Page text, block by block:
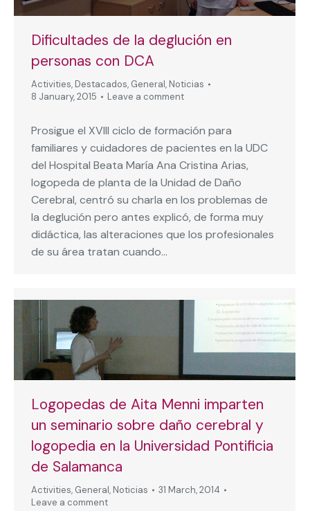
Dificultades de la deglución en
personas con DCA
Activities, Destacados, General, Noticias
8 January, 2015
Leave a comment
Prosigue el XVIII ciclo de formación para
familiares y cuidadores de pacientes en la UDC
del Hospital Beata María Ana Cristina Arias,
logopeda de planta de la Unidad de Daño
Cerebral, centró su charla en los problemas de
la deglución pero antes explicó, de forma muy
didáctica, las alteraciones que los profesionales
de su área tratan cuando…
Logopedas de Aita Menni imparten
un seminario sobre daño cerebral y
logopedia en la Universidad Pontificia
de Salamanca
Activities, General, Noticias
31 March, 2014
Leave a comment